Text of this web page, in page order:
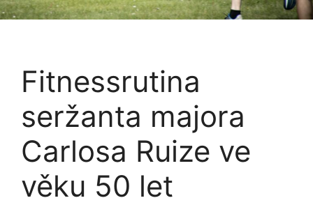
Fitnessrutina
seržanta majora
Carlosa Ruize ve
věku 50 let